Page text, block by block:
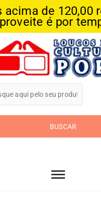
acima de 120,00
é por
Loucos Por
Cultura